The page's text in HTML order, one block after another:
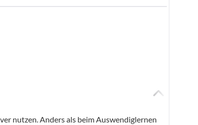
nutzen. Anders als beim Auswendiglernen